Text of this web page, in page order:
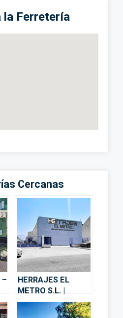
la Ferretería
Cercanas
–
HERRAJES EL
METRO S.L. |
Delegación de
Murcia. –